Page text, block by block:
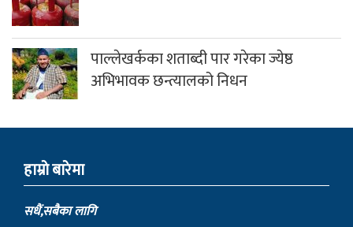
पाल्लेखर्कका शताब्दी पार गरेका ज्येष्ठ
अभिभावक छन्त्यालको निधन
हाम्राे बारेमा
सधैं,सबैका लागि